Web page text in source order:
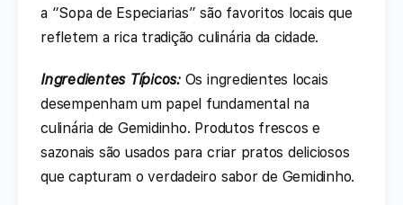
a “Sopa de Especiarias” são favoritos locais que
refletem a rica tradição culinária da cidade.
Ingredientes Típicos:Os ingredientes locais
desempenham um papel fundamental na
culinária de Gemidinho. Produtos frescos e
sazonais são usados para criar pratos deliciosos
que capturam o verdadeiro sabor de Gemidinho.